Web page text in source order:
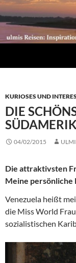
KURIOSES UND
DIE
04/02/2015 ULMI
Die attraktivsten
Meine persönliche
Venezuela heißt
die Miss World
sozialistischen